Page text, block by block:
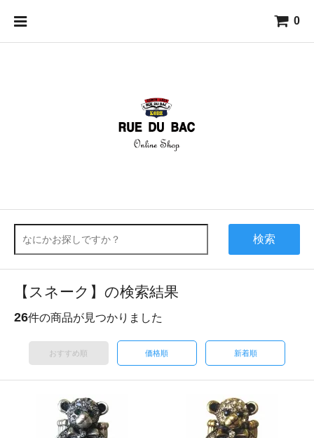
0
検索
【スネーク】の検索結果
26件の商品が見つかりました
おすすめ順 価格順 新着順